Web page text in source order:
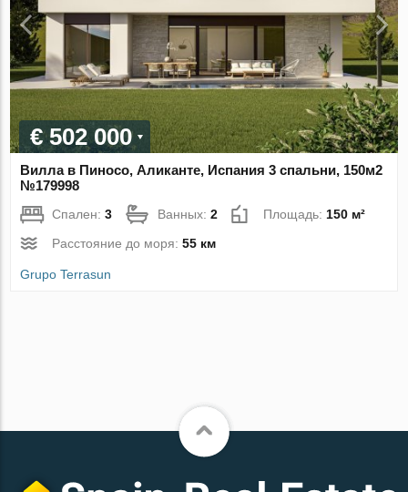
€ 502 000
Вилла в Пиносо, Аликанте, Испания 3 спальни, 150м2
№179998
Спален:3 Ванных:2 Площадь: 150 м²
Расстояние до моря:55 км
Grupo Terrasun